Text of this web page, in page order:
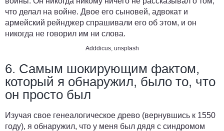
что делал на войне. Двое его сыновей, адвокат и
армейский рейнджер спрашивали его об этом, и он
никогда не говорил им ни слова.
Adddicus, unsplash
6. Самым шокирующим фактом,
который я обнаружил, было то, что
он просто был
Изучая свое генеалогическое древо (вернувшись к 1550
году), я обнаружил, что у меня был дядя с синдромом